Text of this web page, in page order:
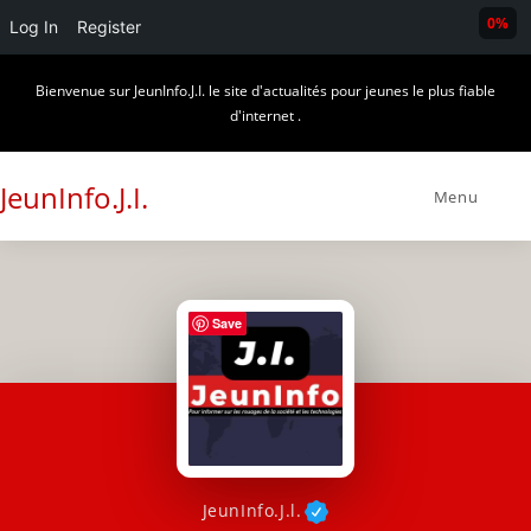
Log In Register
Bienvenue sur JeunInfo.J.I. le site d'actualités pour jeunes le plus fiable
d'internet .
JeunInfo.J.I. Menu
JeunInfo.J.l.
0%
Save